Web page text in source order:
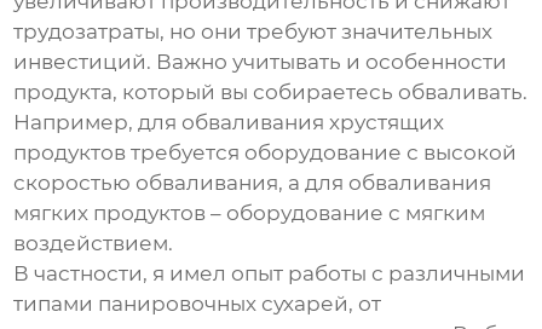
трудозатраты, но они требуют значительных
инвестиций. Важно учитывать и особенности
продукта, который вы собираетесь обваливать.
Например, для обваливания хрустящих
продуктов требуется оборудование с высокой
скоростью обваливания, а для обваливания
мягких продуктов – оборудование с мягким
воздействием.
В частности, я имел опыт работы с различными
типами панировочных сухарей, от